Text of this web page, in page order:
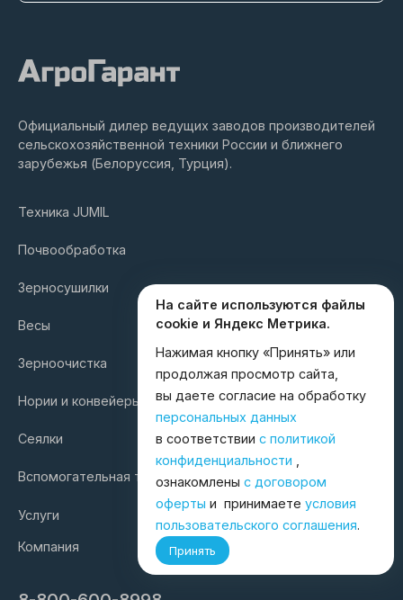
Официальный дилер ведущих заводов производителей
сельскохозяйственной техники России и ближнего
зарубежья (Белоруссия, Турция).
Техника JUMIL
Почвообработка
Зерносушилки
Весы
Зерноочистка
Нории и конвейеры
Сеялки
Вспомогательная техника
Услуги
Компания
На сайте используются файлы
cookie и Яндекс Метрика.
Нажимая кнопку «Принять» или
продолжая просмотр сайта,
вы даете согласие на обработку
персональных данных
в соответствии с политикой
конфиденциальности
ознакомлены с договором
оферты и принимаете условия
пользовательского соглашения.
Принять